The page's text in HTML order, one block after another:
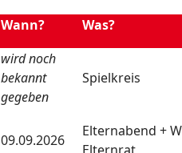
Wann? Was?
wird noch
bekannt
gegeben
Spielkreis
09.09.2026
Elternabend +